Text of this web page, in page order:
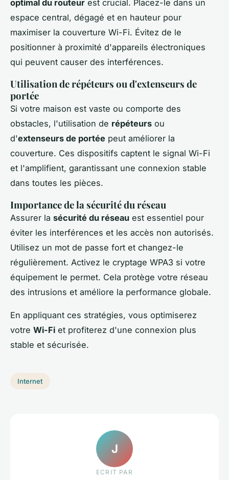
optimal du routeur est crucial. Placez-le dans un
espace central, dégagé et en hauteur pour
maximiser la couverture Wi-Fi. Évitez de le
positionner à proximité d'appareils électroniques
qui peuvent causer des interférences.
Utilisation de répéteurs ou d'extenseurs de
portée
Si votre maison est vaste ou comporte des
obstacles, l'utilisation de répéteurs ou
d'extenseurs de portée peut améliorer la
couverture. Ces dispositifs captent le signal Wi-Fi
et l'amplifient, garantissant une connexion stable
dans toutes les pièces.
Importance de la sécurité du réseau
Assurer la sécurité du réseau est essentiel pour
éviter les interférences et les accès non autorisés.
Utilisez un mot de passe fort et changez-le
régulièrement. Activez le cryptage WPA3 si votre
équipement le permet. Cela protège votre réseau
des intrusions et améliore la performance globale.
En appliquant ces stratégies, vous optimiserez
votre Wi-Fi et profiterez d'une connexion plus
stable et sécurisée.
Internet
J
ECRIT PAR